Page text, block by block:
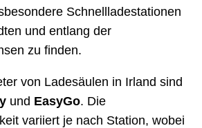
Schnellladestationen
und entlang der
zu finden.
von Ladesäulen in Irland sind
und EasyGo. Die
variiert je nach Station, wobei